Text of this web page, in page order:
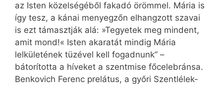
az Isten közelségéből fakadó örömmel. Mária is
így tesz, a kánai menyegzőn elhangzott szavai
is ezt támasztják alá: »Tegyetek meg mindent,
amit mond!« Isten akaratát mindig Mária
lelkületének tüzével kell fogadnunk” –
bátorította a híveket a szentmise főcelebránsa.
Benkovich Ferenc prelátus, a győri Szentlélek-